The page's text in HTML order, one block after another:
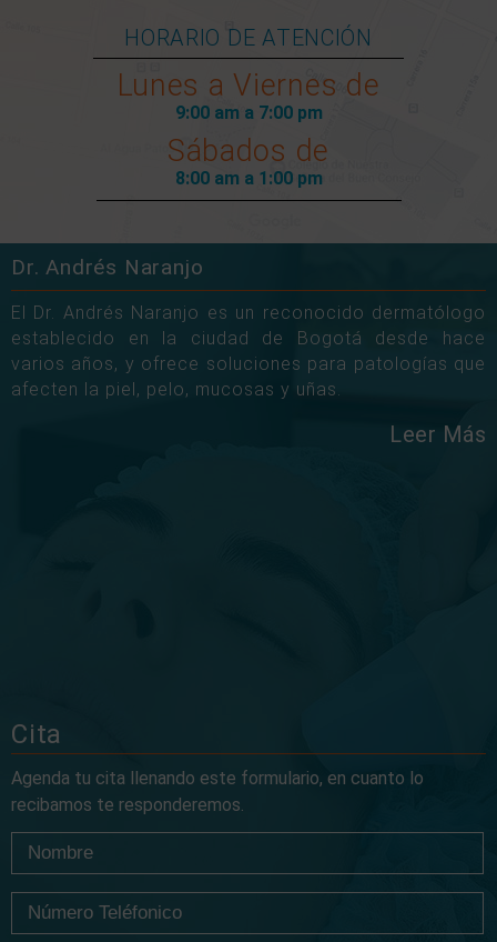
HORARIO DE ATENCIÓN
Lunes a Viernes de
9:00 am a 7:00 pm
Sábados de
8:00 am a 1:00 pm
Dr. Andrés Naranjo
El Dr. Andrés Naranjo es un reconocido dermatólogo
establecido en la ciudad de Bogotá desde hace
varios años, y ofrece soluciones para patologías que
afecten la piel, pelo, mucosas y uñas.
Leer Más
Cita
Agenda tu cita llenando este formulario, en cuanto lo
recibamos te responderemos.